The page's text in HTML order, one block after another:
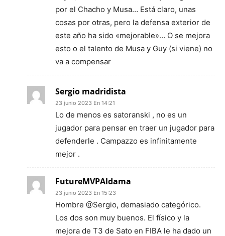
por el Chacho y Musa… Está claro, unas
cosas por otras, pero la defensa exterior de
este año ha sido «mejorable»… O se mejora
esto o el talento de Musa y Guy (si viene) no
va a compensar
Sergio madridista
23 junio 2023 En 14:21
Lo de menos es satoranski , no es un
jugador para pensar en traer un jugador para
defenderle . Campazzo es infinitamente
mejor .
FutureMVPAldama
23 junio 2023 En 15:23
Hombre @Sergio, demasiado categórico.
Los dos son muy buenos. El físico y la
mejora de T3 de Sato en FIBA le ha dado un